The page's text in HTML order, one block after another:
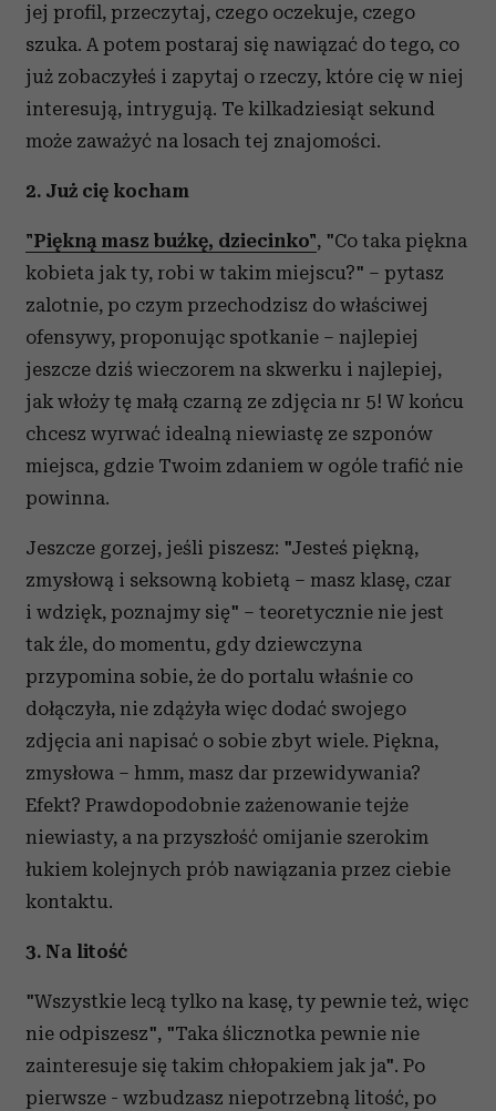
jej profil, przeczytaj, czego oczekuje, czego
szuka. A potem postaraj się nawiązać do tego, co
już zobaczyłeś i zapytaj o rzeczy, które cię w niej
interesują, intrygują. Te kilkadziesiąt sekund
może zaważyć na losach tej znajomości.
2. Już cię kocham
"Piękną masz buźkę, dziecinko", "Co taka piękna
kobieta jak ty, robi w takim miejscu?" – pytasz
zalotnie, po czym przechodzisz do właściwej
ofensywy, proponując spotkanie – najlepiej
jeszcze dziś wieczorem na skwerku i najlepiej,
jak włoży tę małą czarną ze zdjęcia nr 5! W końcu
chcesz wyrwać idealną niewiastę ze szponów
miejsca, gdzie Twoim zdaniem w ogóle trafić nie
powinna.
Jeszcze gorzej, jeśli piszesz: "Jesteś piękną,
zmysłową i seksowną kobietą – masz klasę, czar
i wdzięk, poznajmy się" – teoretycznie nie jest
tak źle, do momentu, gdy dziewczyna
przypomina sobie, że do portalu właśnie co
dołączyła, nie zdążyła więc dodać swojego
zdjęcia ani napisać o sobie zbyt wiele. Piękna,
zmysłowa – hmm, masz dar przewidywania?
Efekt? Prawdopodobnie zażenowanie tejże
niewiasty, a na przyszłość omijanie szerokim
łukiem kolejnych prób nawiązania przez ciebie
kontaktu.
3. Na litość
"Wszystkie lecą tylko na kasę, ty pewnie też, więc
nie odpiszesz", "Taka ślicznotka pewnie nie
zainteresuje się takim chłopakiem jak ja". Po
pierwsze - wzbudzasz niepotrzebną litość, po